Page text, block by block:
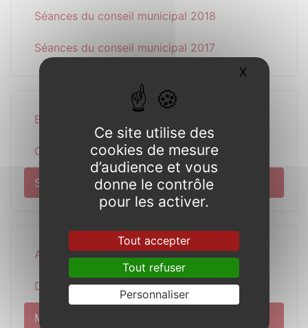
Séances du conseil municipal 2018
Séances du conseil municipal 2017
Bulletins annuels
Concor’et Nous
Séances du conseil
Actualité
Découverte
Municipalité
Ce site utilise des
cookies de mesure
d’audience et vous
donne le contrôle
pour les activer.
Tout accepter
Tout refuser
Personnaliser
X Masquer